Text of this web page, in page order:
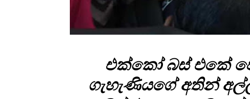
එක්කෝ බස් එකේ
ගැහැණියගේ අතින්